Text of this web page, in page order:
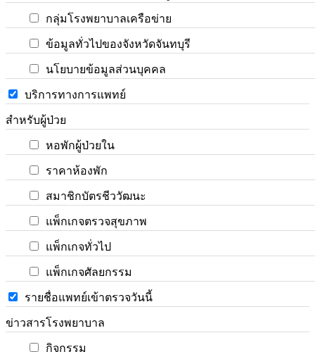
กลุ่มโรงพยาบาลเครือข่าย
ข้อมูลทั่วไปของจังหวัดจันทบุรี
นโยบายข้อมูลส่วนบุคคล
บริการทางการแพทย์
สำหรับผู้ป่วย
หอพักผู้ป่วยใน
ราคาห้องพัก
สมาชิกบัตรชีววัฒนะ
แพ็กเกจตรวจสุขภาพ
แพ็กเกจทั่วไป
แพ็กเกจศัลยกรรม
รายชื่อแพทย์เข้าตรวจวันนี้
ข่าวสารโรงพยาบาล
กิจกรรม